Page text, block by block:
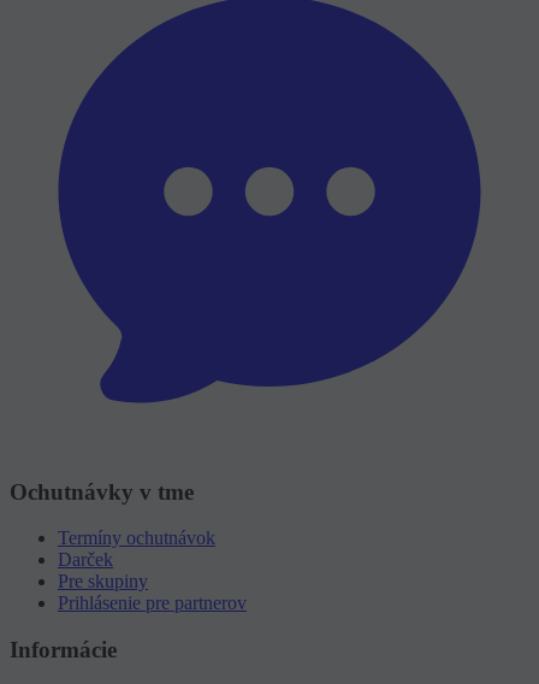
Ochutnávky v tme
Termíny ochutnávok
Darček
Pre skupiny
Prihlásenie pre partnerov
Informácie